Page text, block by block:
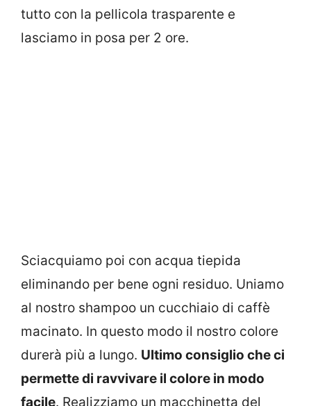
tutto con la pellicola trasparente e
lasciamo in posa per 2 ore.
Sciacquiamo poi con acqua tiepida
eliminando per bene ogni residuo. Uniamo
al nostro shampoo un cucchiaio di caffè
macinato. In questo modo il nostro colore
durerà più a lungo. Ultimo consiglio che ci
permette di ravvivare il colore in modo
facile. Realizziamo un macchinetta del